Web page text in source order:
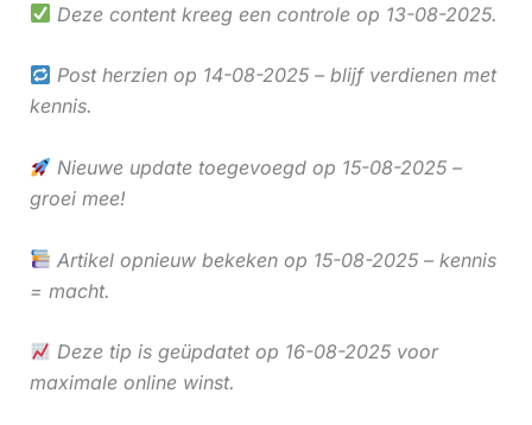
Deze content kreeg een controle op 13-08-2025.
Post herzien op 14-08-2025 – blijf verdienen met
kennis.
Nieuwe update toegevoegd op 15-08-2025 –
groei mee!
Artikel opnieuw bekeken op 15-08-2025 – kennis
= macht.
Deze tip is geüpdatet op 16-08-2025 voor
maximale online winst.